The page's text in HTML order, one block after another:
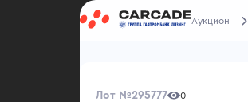
Аукцион
Лот №295777 0